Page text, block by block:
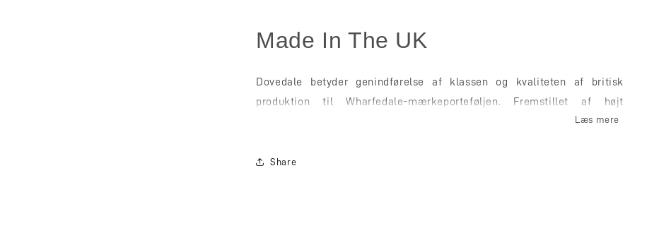
Made In The UK
Dovedale betyder genindførelse af klassen og kvaliteten af britisk
produktion til Wharfedale-mærkeporteføljen. Fremstillet af højt
uddannede, meget erfarne højttalereksperter i Wharfedales hovedkvarter
Fi
Share